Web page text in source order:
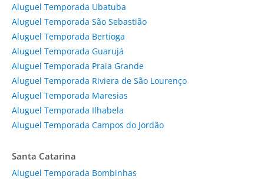
Aluguel Temporada Ubatuba
Aluguel Temporada São Sebastião
Aluguel Temporada Bertioga
Aluguel Temporada Guarujá
Aluguel Temporada Praia Grande
Aluguel Temporada Riviera de São Lourenço
Aluguel Temporada Maresias
Aluguel Temporada Ilhabela
Aluguel Temporada Campos do Jordão
Santa Catarina
Aluguel Temporada Bombinhas